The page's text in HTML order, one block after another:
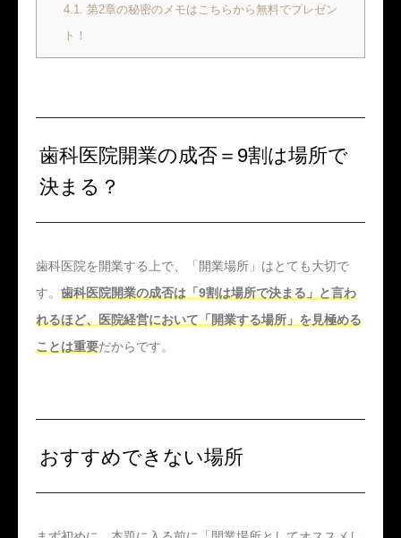
4.1.
第2章の秘密のメモはこちらから無料でプレゼン
ト！
歯科医院開業の成否＝9割は場所で
決まる？
歯科医院を開業する上で、「開業場所」はとても大切で
す。 歯科医院開業の成否は「9割は場所で決まる」と言わ
れるほど、医院経営において「開業する場所」を見極める
ことは重要だからです。
おすすめできない場所